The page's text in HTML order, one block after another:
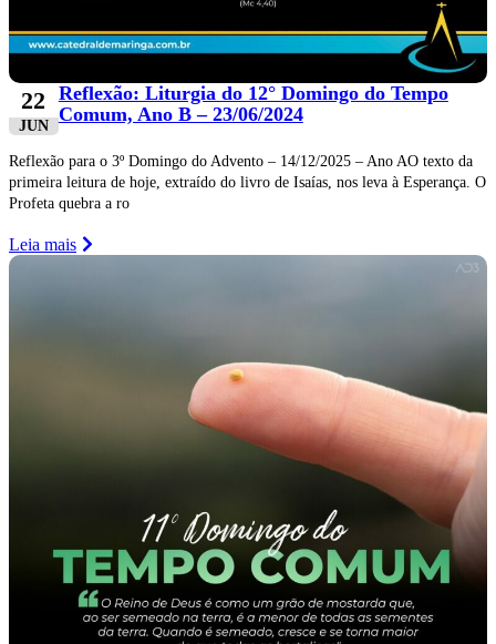
22
JUN
Reflexão: Liturgia do 12° Domingo do Tempo
Comum, Ano B – 23/06/2024
Reflexão para o 3º Domingo do Advento – 14/12/2025 – Ano AO texto da
primeira leitura de hoje, extraído do livro de Isaías, nos leva à Esperança. O
Profeta quebra a ro
Leia mais